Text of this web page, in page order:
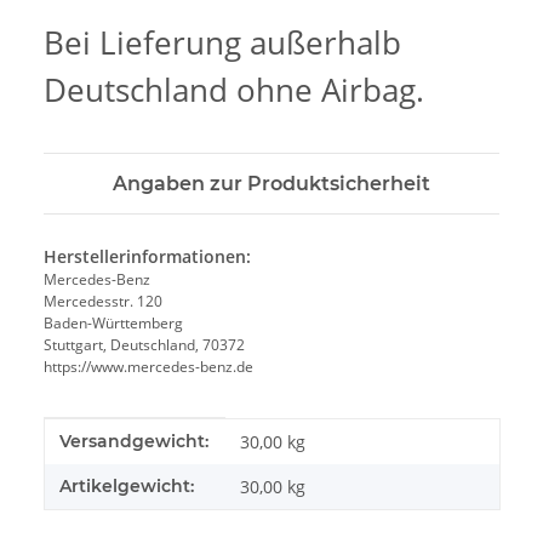
Bei Lieferung außerhalb
Deutschland ohne Airbag.
Angaben zur Produktsicherheit
Herstellerinformationen:
Mercedes-Benz
Mercedesstr. 120
Baden-Württemberg
Stuttgart, Deutschland, 70372
https://www.mercedes-benz.de
Produkteigenschaft
Wert
Versandgewicht: 30,00 kg
Artikelgewicht: 30,00 kg